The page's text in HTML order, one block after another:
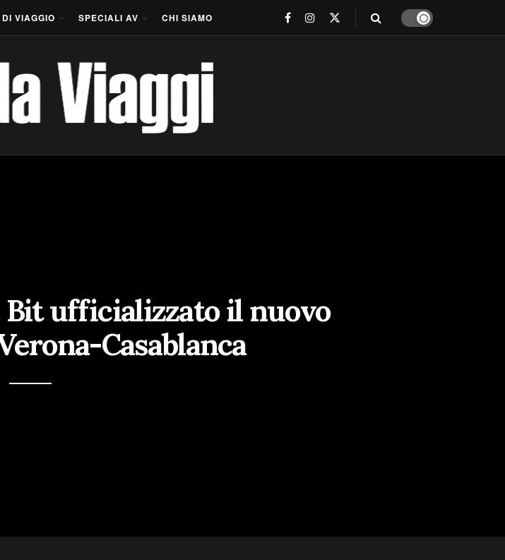
VIAGGIO SPECIALI AV CHI SIAMO
Bit ufficializzato il nuovo
Casablanca